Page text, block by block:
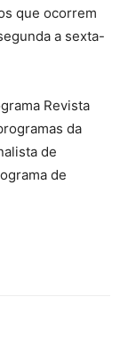
que ocorrem
a sexta-
Revista
da
de
de